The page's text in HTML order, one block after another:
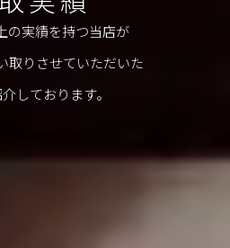
の実績を持つ当店が
取りさせていただいた
しております。